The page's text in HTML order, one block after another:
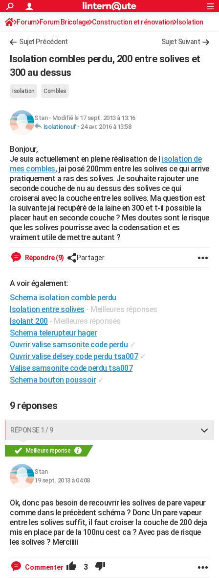
ACTUALITÉS
Politique
Société
Faits Divers
Education
Monde
Villes
+
Programme TV
TNTStreaming
Cinéma
Sorties cinéma
Musique
+FINANCE
Retraite
Impôts
Epargne
Immobilier
Risques naturels par ville
Banque
Assurance
Crédit
AUTO
Essais
Réserver un essai
Citadines
Berlines
SUV
Forum auto
HIGH-TECH
Mobiles
Meilleur smartphone
Internet
Ordinateurs
Jeux vidéo
Guide high-tech
+BRICOLAGE
Forum
Aménagement intérieur
Extérieur
Cuisine
Salle de bains
Jardinage
Rangement
WEEK-END
Guides de France
Escapades
Patrimoine
Expositions
Musées
Week-end nature
+LIFESTYLE
Art de vivre
Bien-être
Loisirs
Mode
Modes de vie
SANTE
Alimentation
Guide de la santé
Maladies
Médicaments
Sommeil
VOYAGE
Destinations
City break
Voyage nature
Voyage de noces
Forum
Climat
+PHOTO
GUIDES D'ACHAT
Carte de Noël
Carte Bonne année
Carte Saint-Valentin
Carte Pâques
Carte d'anniversaire
DICTIONNAIRE
Dictionnaire
Biographies
Citations
Expressions
Proverbes
PROGRAMME TV
COPAINS D'AVANT
S'inscrire
Se connecter
Lycées
Collèges
Primaires
Universités
Entreprises
Service militaire
Avis de recherche
AVIS DE DÉCÈS
Bricolage
Lifestyle
Culture
Sport
Auto
Television
Voyage
Cinema
Rechercher
S'inscrire
Connexion
Forum Forum Bricolage Construction et rénovation Isolation
Sujet Précédent Sujet Suivant
Isolation combles perdu, 200 entre solives et
300 au dessus
Isolation Combles
Stan- Modifié le 17 sept. 2013 à 13:16
isolationouf- 24 avr. 2016 à 13:58
Bonjour,
Je suis actuellement en pleine réalisation de l isolation de
mes combles, jai posé 200mm entre les solives ce qui arrive
pratiquement a ras des solives. Je souhaite rajouter une
seconde couche de nu au dessus des solives ce qui
croiserai avec la couche entre les solives. Ma question est
la suivante jai recupéré de la laine en 300 et t-il possible la
placer haut en seconde couche ? Mes doutes sont le risque
que les solives pourrisse avec la codensation et es
vraiment utile de mettre autant ?
Répondre (9) Partager
A voir également:
Schema isolation comble perdu
Isolation entre solives - Meilleures réponses
Isolant 200 - Meilleures réponses
Schema telerupteur hager
Ouvrir valise samsonite code perdu ✓
Ouvrir valise delsey code perdu tsa007 ✓
Valise samsonite code perdu tsa007
Schema bouton poussoir ✓
9 réponses
RÉPONSE 1 / 9
Meilleure réponse
Stan
19 sept. 2013 à 04:08
Ok, donc pas besoin de recouvrir les solives de pare vapeur
comme dans le précèdent schéma ? Donc Un pare vapeur
entre les solives suffit, il faut croiser la couche de 200 deja
mis en place par de la 100nu cest ca ? Avec pas de risque
les solives ? Merciiiii
Commenter 3